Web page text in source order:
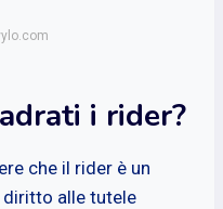
i rider?
che il rider è un
alle tutele